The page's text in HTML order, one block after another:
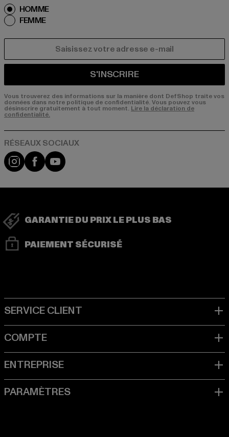
HOMME
FEMME
S'INSCRIRE
Vous trouverez des informations sur la manière dont DefShop traite vos
données dans notre politique de confidentialité. Vous pouvez vous
désinscrire gratuitement à tout moment. Lire la déclaration de
confidentialité.
Visit our Instagram page:
Visit our Facebook page:
Visit our YouTube channel:
GARANTIE DU PRIX LE PLUS BAS
PAIEMENT SÉCURISÉ